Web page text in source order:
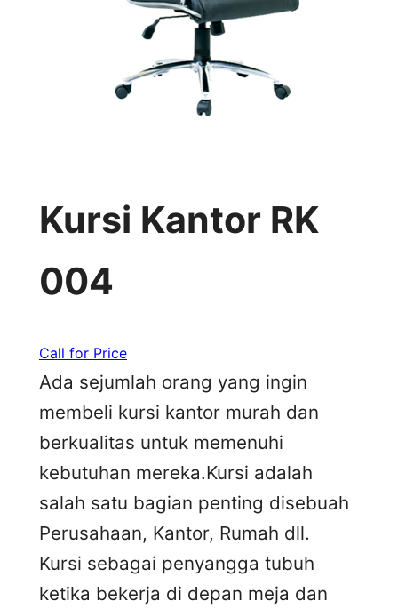
Kursi Kantor RK
004
Call for Price
Ada sejumlah orang yang ingin
membeli kursi kantor murah dan
berkualitas untuk memenuhi
kebutuhan mereka.Kursi adalah
salah satu bagian penting disebuah
Perusahaan, Kantor, Rumah dll.
Kursi sebagai penyangga tubuh
ketika bekerja di depan meja dan